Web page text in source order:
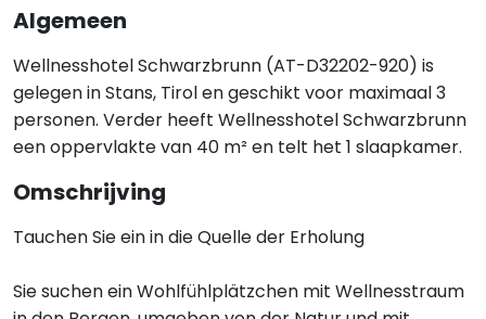
Algemeen
Wellnesshotel Schwarzbrunn (AT-D32202-920) is
gelegen in Stans, Tirol en geschikt voor maximaal 3
personen. Verder heeft Wellnesshotel Schwarzbrunn
een oppervlakte van 40 m² en telt het 1 slaapkamer.
Omschrijving
Tauchen Sie ein in die Quelle der Erholung
Sie suchen ein Wohlfühlplätzchen mit Wellnesstraum